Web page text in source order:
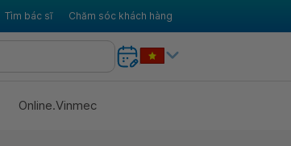
Tìm bác sĩ Chăm sóc khách hàng
Online.Vinmec